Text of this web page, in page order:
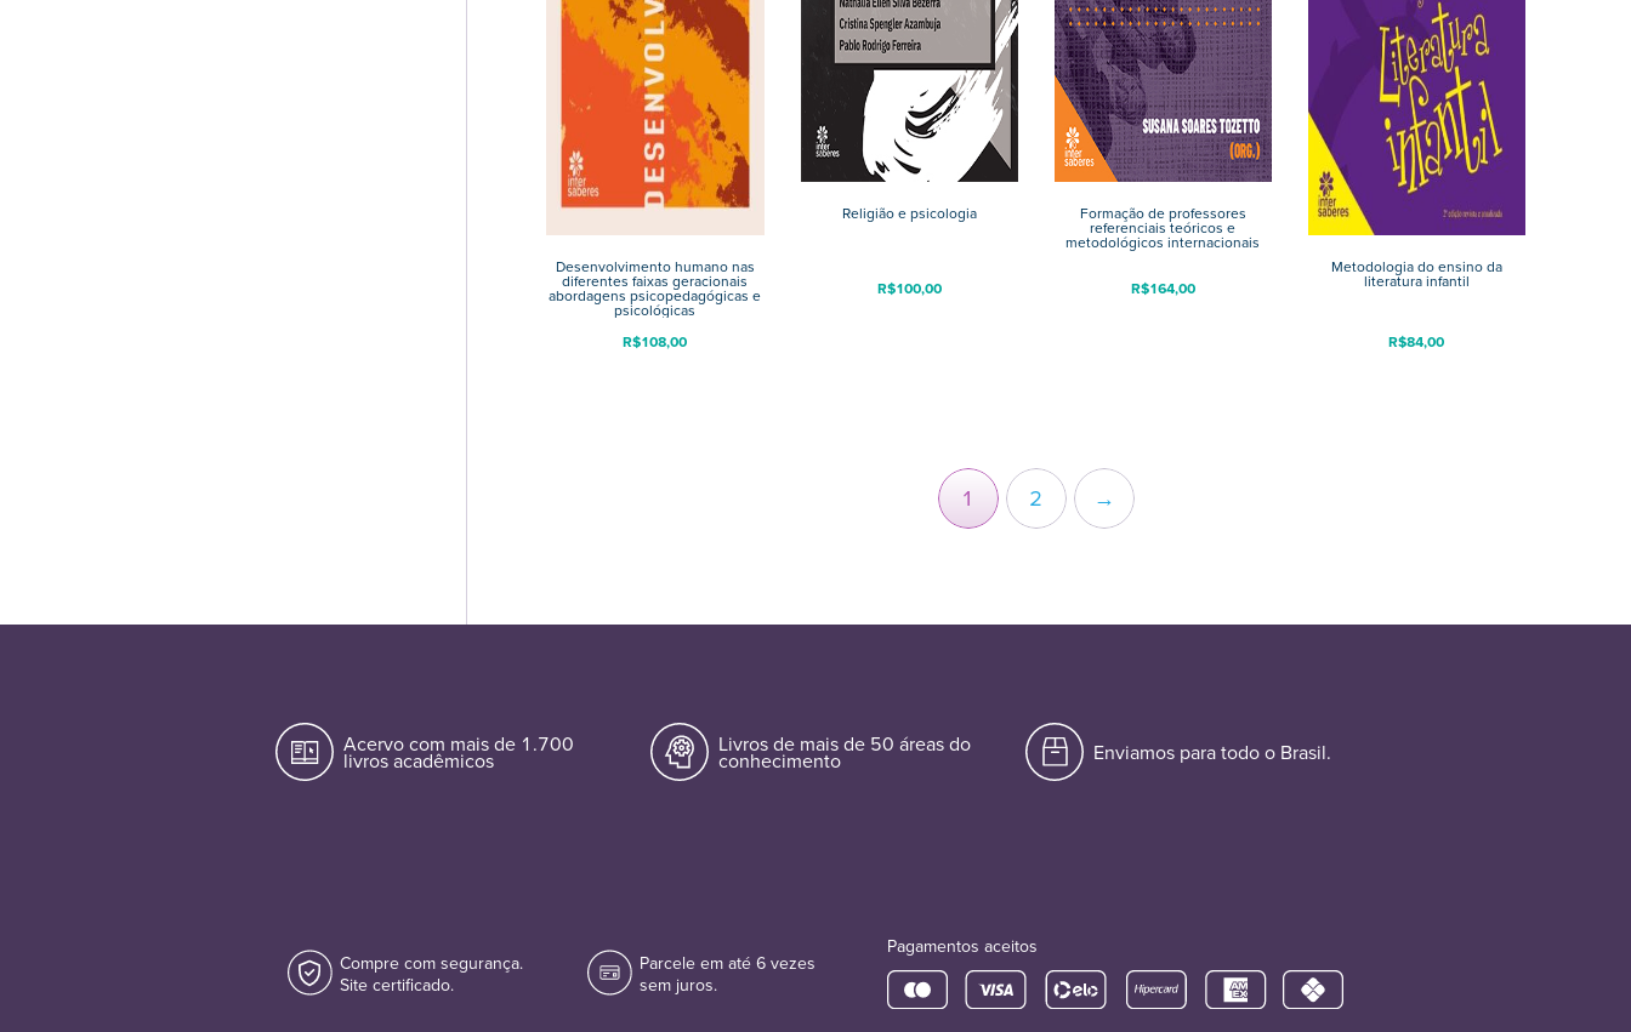
Desenvolvimento humano nas
diferentes faixas geracionais
abordagens psicopedagógicas e
psicológicas
R$108,00
Religião e psicologia
R$100,00
Formação de professores
referenciais teóricos e
metodológicos internacionais
R$164,00
Metodologia do ensino da
literatura infantil
R$84,00
1 2 →
Acervo com mais de 1.700
livros acadêmicos
Livros de mais de 50 áreas do
conhecimento Enviamos para todo o Brasil.
Compre com segurança.
Site certificado.
Parcele em até 6 vezes
sem juros.
Pagamentos aceitos